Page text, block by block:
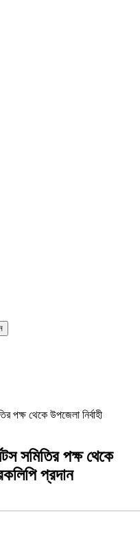
পক্ষ থেকে উপজেলা নির্বাহী
সমিতির পক্ষ থেকে
প্রদান